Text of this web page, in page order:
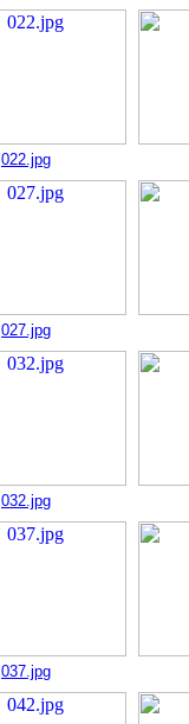
022.jpg
027.jpg
032.jpg
037.jpg